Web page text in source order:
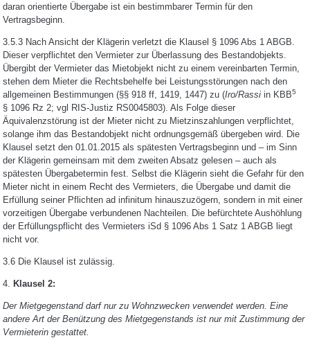
daran orientierte Übergabe ist ein bestimmbarer Termin für den
Vertragsbeginn.
3.5.3 Nach Ansicht der Klägerin verletzt die Klausel § 1096 Abs 1 ABGB.
Dieser verpflichtet den Vermieter zur Überlassung des Bestandobjekts.
Übergibt der Vermieter das Mietobjekt nicht zu einem vereinbarten Termin,
stehen dem Mieter die Rechtsbehelfe bei Leistungsstörungen nach den
allgemeinen Bestimmungen (§§ 918 ff, 1419, 1447) zu (Iro/Rassiin KBB5
§ 1096 Rz 2; vgl RIS-Justiz RS0045803). Als Folge dieser
Äquivalenzstörung ist der Mieter nicht zu Mietzinszahlungen verpflichtet,
solange ihm das Bestandobjekt nicht ordnungsgemäß übergeben wird. Die
Klausel setzt den 01.01.2015 als spätesten Vertragsbeginn und – im Sinn
der Klägerin gemeinsam mit dem zweiten Absatz gelesen – auch als
spätesten Übergabetermin fest. Selbst die Klägerin sieht die Gefahr für den
Mieter nicht in einem Recht des Vermieters, die Übergabe und damit die
Erfüllung seiner Pflichten ad infinitum hinauszuzögern, sondern in mit einer
vorzeitigen Übergabe verbundenen Nachteilen. Die befürchtete Aushöhlung
der Erfüllungspflicht des Vermieters iSd § 1096 Abs 1 Satz 1 ABGB liegt
nicht vor.
3.6 Die Klausel ist zulässig.
4. Klausel 2:
Der Mietgegenstand darf nur zu Wohnzwecken verwendet werden. Eine
andere Art der Benützung des Mietgegenstands ist nur mit Zustimmung der
Vermieterin gestattet.